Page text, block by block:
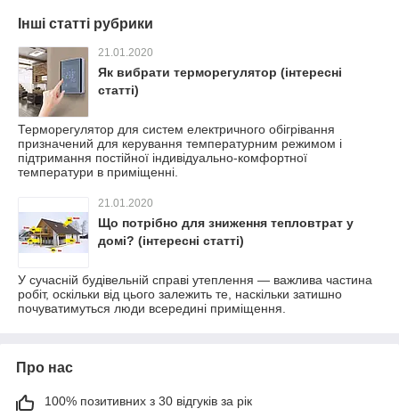
Інші статті рубрики
21.01.2020
Як вибрати терморегулятор (інтересні
статті)
Терморегулятор для систем електричного обігрівання
призначений для керування температурним режимом і
підтримання постійної індивідуально-комфортної
температури в приміщенні.
21.01.2020
Що потрібно для зниження тепловтрат у
домі? (інтересні статті)
У сучасній будівельній справі утеплення — важлива частина
робіт, оскільки від цього залежить те, наскільки затишно
почуватимуться люди всередині приміщення.
Про нас
100% позитивних з 30 відгуків за рік